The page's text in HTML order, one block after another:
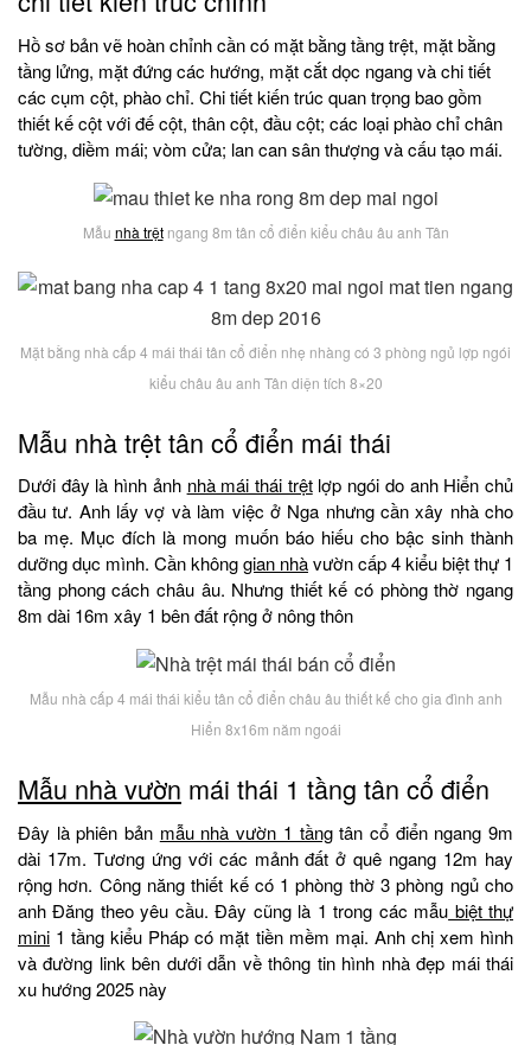
Hồ sơ bản vẽ hoàn chỉnh cần có mặt bằng tầng trệt, mặt bằng
tầng lửng, mặt đứng các hướng, mặt cắt dọc ngang và chi tiết
các cụm cột, phào chỉ. Chi tiết kiến trúc quan trọng bao gồm
thiết kế cột với đế cột, thân cột, đầu cột; các loại phào chỉ chân
tường, diềm mái; vòm cửa; lan can sân thượng và cấu tạo mái.
Mẫu nhà trệtngang 8m tân cổ điển kiểu châu âu anh Tân
Mặt bằng nhà cấp 4 mái thái tân cổ điển nhẹ nhàng có 3 phòng ngủ lợp ngói
kiểu châu âu anh Tân diện tích 8×20
Mẫu nhà trệt tân cổ điển mái thái
Dưới đây là hình ảnh nhà mái thái trệtlợp ngói do anh Hiển chủ
đầu tư. Anh lấy vợ và làm việc ở Nga nhưng cần xây nhà cho
ba mẹ. Mục đích là mong muốn báo hiếu cho bậc sinh thành
dưỡng dục mình. Cần khônggian nhàvườn cấp 4 kiểu biệt thự 1
tầng phong cách châu âu. Nhưng thiết kế có phòng thờ ngang
8m dài 16m xây 1 bên đất rộng ở nông thôn
Mẫu nhà cấp 4 mái thái kiểu tân cổ điển châu âu thiết kế cho gia đình anh
Hiển 8x16m năm ngoái
Mẫu nhà vườn mái thái 1 tầng tân cổ điển
Đây là phiên bản mẫu nhà vườn 1 tầngtân cổ điển ngang 9m
dài 17m. Tương ứng với các mảnh đất ở quê ngang 12m hay
rộng hơn. Công năng thiết kế có 1 phòng thờ 3 phòng ngủ cho
anh Đăng theo yêu cầu. Đây cũng là 1 trong các mẫu biệt thự
mini 1 tầng kiểu Pháp có mặt tiền mềm mại. Anh chị xem hình
và đường link bên dưới dẫn về thông tin hình nhà đẹp mái thái
xu hướng 2025 này